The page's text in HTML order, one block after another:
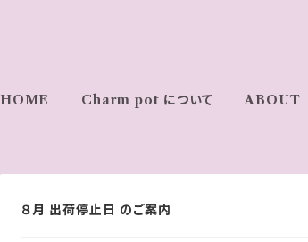
HOME Charm pot について ABOUT
８月 出荷停止日 のご案内